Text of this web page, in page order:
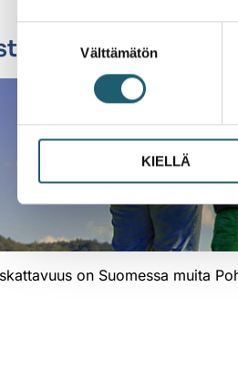
Välttämätön
KIELLÄ
on Suomessa muita